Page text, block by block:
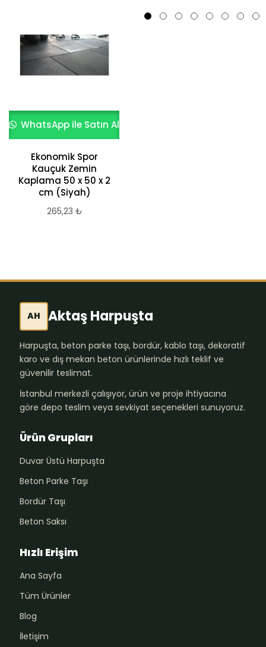
WhatsApp ile Satın Al
Ekonomik Spor
Kauçuk Zemin
Kaplama 50 x 50 x 2
cm (Siyah)
265,23 ₺
AH Aktaş Harpuşta
Harpuşta, beton parke taşı, bordür, kablo taşı, dekoratif
karo ve dış mekan beton ürünlerinde hızlı teklif ve
güvenilir teslimat.
İstanbul merkezli çalışıyor, ürün ve proje ihtiyacına
göre depo teslim veya sevkiyat seçenekleri sunuyoruz.
Ürün Grupları
Duvar Üstü Harpuşta
Beton Parke Taşı
Bordür Taşı
Beton Saksı
Hızlı Erişim
Ana Sayfa
Tüm Ürünler
Blog
İletişim